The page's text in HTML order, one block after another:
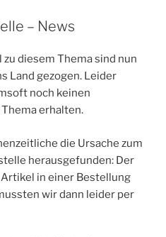
– News
diesem Thema sind nun
Land gezogen. Leider
noch keinen
erhalten.
die Ursache zum
herausgefunden: Der
in einer Bestellung
wir dann leider per